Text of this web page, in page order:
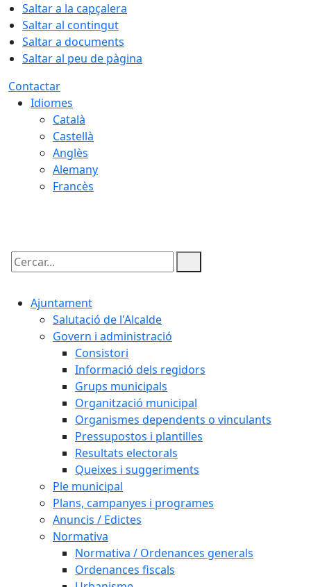
Saltar a la capçalera
Saltar al contingut
Saltar a documents
Saltar al peu de pàgina
Contactar
Idiomes
Català
Castellà
Anglès
Alemany
Francès
Cercar:
Ajuntament
Salutació de l'Alcalde
Govern i administració
Consistori
Informació dels regidors
Grups municipals
Organització municipal
Organismes dependents o vinculants
Pressupostos i plantilles
Resultats electorals
Queixes i suggeriments
Ple municipal
Plans, campanyes i programes
Anuncis / Edictes
Normativa
Normativa / Ordenances generals
Ordenances fiscals